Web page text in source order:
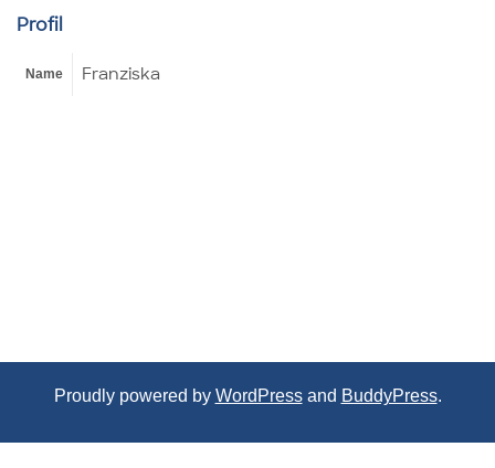
Profil
Name Franziska
Proudly powered by WordPressand BuddyPress.